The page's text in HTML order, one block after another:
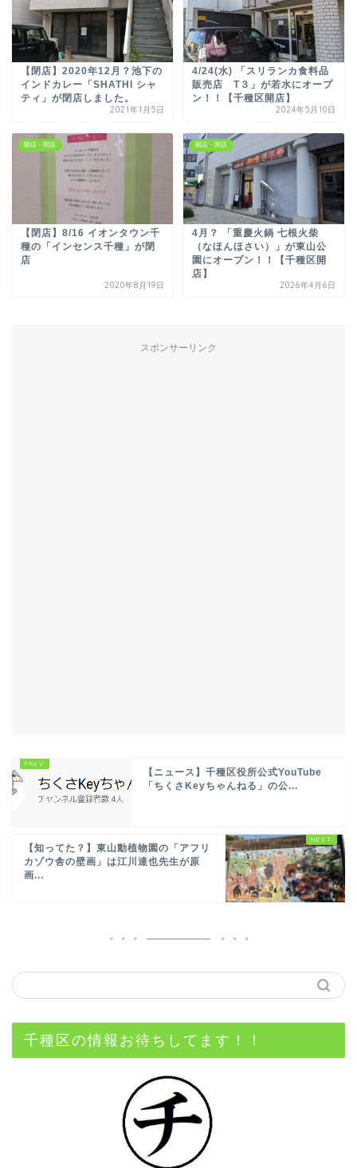
【閉店】2020年12月？池下の
インドカレー「SHATHI シャ
ティ」が閉店しました。
2021年1月5日
4/24(水) 「スリランカ食料品
販売店 T３」が若水にオープ
ン！！【千種区開店】
2024年5月10日
開店・閉店
【閉店】8/16 イオンタウン千
種の「インセンス千種」が閉
店
2020年8月19日
開店・閉店
4月？ 「重慶火鍋 七根火柴
（なほんほさい）」が東山公
園にオープン！！【千種区開
店】
2026年4月6日
スポンサーリンク
【ニュース】千種区役所公式YouTube
「ちくさKeyちゃんねる」の公...
【知ってた？】東山動植物園の「アフリ
カゾウ舎の壁画」は江川達也先生が原
画...
千種区の情報お待ちしてます！！